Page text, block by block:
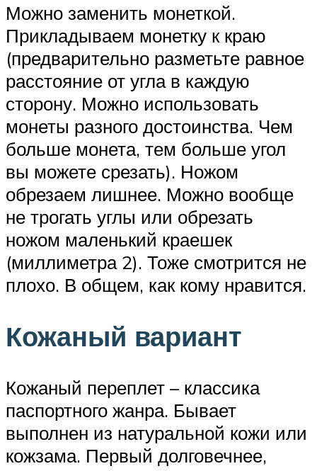
Можно заменить монеткой.
Прикладываем монетку к краю
(предварительно разметьте равное
расстояние от угла в каждую
сторону. Можно использовать
монеты разного достоинства. Чем
больше монета, тем больше угол
вы можете срезать). Ножом
обрезаем лишнее. Можно вообще
не трогать углы или обрезать
ножом маленький краешек
(миллиметра 2). Тоже смотрится не
плохо. В общем, как кому нравится.
Кожаный вариант
Кожаный переплет – классика
паспортного жанра. Бывает
выполнен из натуральной кожи или
кожзама. Первый долговечнее,